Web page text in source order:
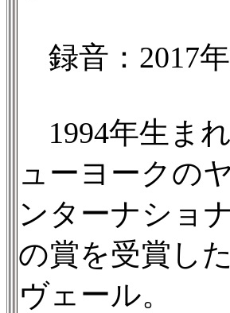
録音：2017
1994年生ま
ューヨークの
ンターナショ
の賞を受賞し
ヴェール。